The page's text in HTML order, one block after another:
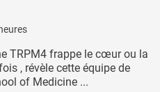
TRPM4 frappe le cœur ou la
, révèle cette équipe de
of Medicine ...